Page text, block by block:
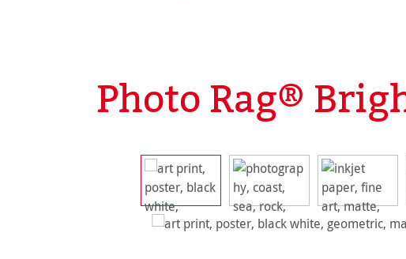
Photo Rag®
Bildergalerie überspringen